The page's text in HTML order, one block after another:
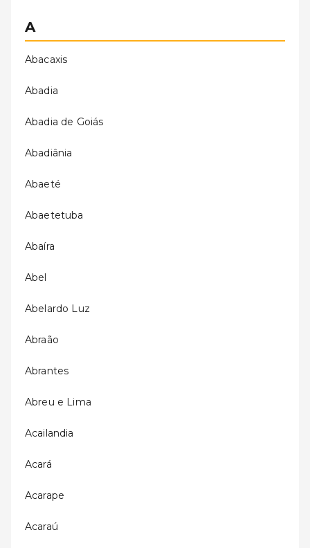
A
Abacaxis
Abadia
Abadia de Goiás
Abadiânia
Abaeté
Abaetetuba
Abaíra
Abel
Abelardo Luz
Abraão
Abrantes
Abreu e Lima
Acailandia
Acará
Acarape
Acaraú